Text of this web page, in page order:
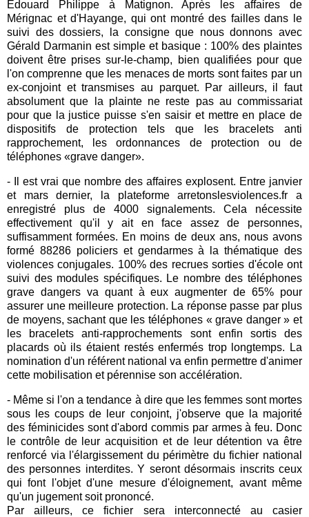
Edouard Philippe à Matignon. Après les affaires de
Mérignac et d'Hayange, qui ont montré des failles dans le
suivi des dossiers, la consigne que nous donnons avec
Gérald Darmanin est simple et basique : 100% des plaintes
doivent être prises sur-le-champ, bien qualifiées pour que
l'on comprenne que les menaces de morts sont faites par un
ex-conjoint et transmises au parquet. Par ailleurs, il faut
absolument que la plainte ne reste pas au commissariat
pour que la justice puisse s'en saisir et mettre en place de
dispositifs de protection tels que les bracelets anti
rapprochement, les ordonnances de protection ou de
téléphones «grave danger».
- Il est vrai que nombre des affaires explosent. Entre janvier
et mars dernier, la plateforme arretonslesviolences.fr a
enregistré plus de 4000 signalements. Cela nécessite
effectivement qu'il y ait en face assez de personnes,
suffisamment formées. En moins de deux ans, nous avons
formé 88286 policiers et gendarmes à la thématique des
violences conjugales. 100% des recrues sorties d'école ont
suivi des modules spécifiques. Le nombre des téléphones
grave dangers va quant à eux augmenter de 65% pour
assurer une meilleure protection. La réponse passe par plus
de moyens, sachant que les téléphones « grave danger » et
les bracelets anti-rapprochements sont enfin sortis des
placards où ils étaient restés enfermés trop longtemps. La
nomination d'un référent national va enfin permettre d'animer
cette mobilisation et pérennise son accélération.
- Même si l'on a tendance à dire que les femmes sont mortes
sous les coups de leur conjoint, j'observe que la majorité
des féminicides sont d'abord commis par armes à feu. Donc
le contrôle de leur acquisition et de leur détention va être
renforcé via l'élargissement du périmètre du fichier national
des personnes interdites. Y seront désormais inscrits ceux
qui font l'objet d'une mesure d'éloignement, avant même
qu'un jugement soit prononcé.
Par ailleurs, ce fichier sera interconnecté au casier